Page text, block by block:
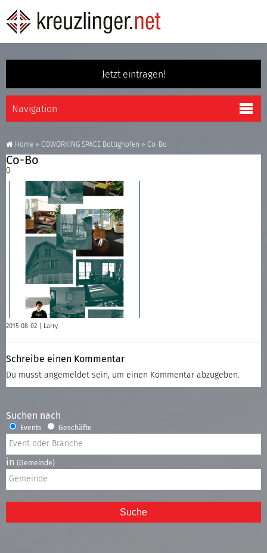
Jetzt eintragen!
Home » COWORKING SPACE Bottighofen » Co-Bo
Co-Bo
0
2015-08-02 | Larry
Schreibe einen Kommentar
Du musst angemeldet sein, um einen Kommentar abzugeben.
Suchen nach
Events Geschäfte
in (Gemeinde)
Suche